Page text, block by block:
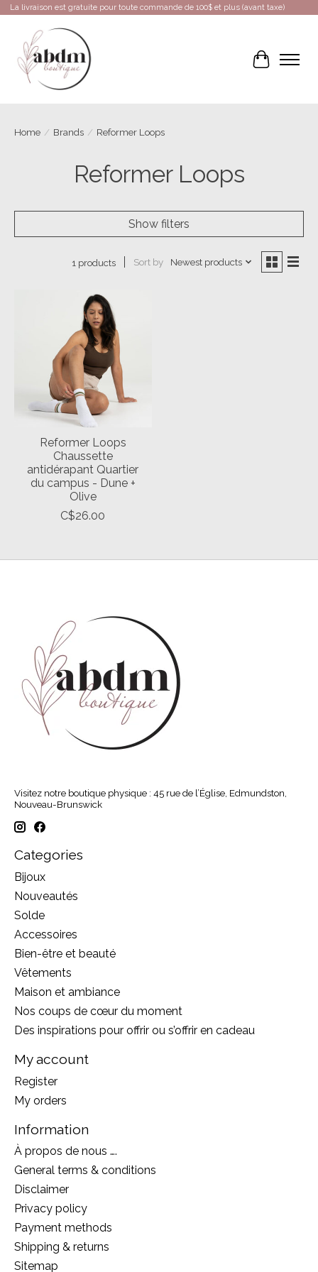
La livraison est gratuite pour toute commande de 100$ et plus (avant taxe)
Cart
Home / Brands / Reformer Loops
Reformer Loops
Show filters
1 products Sort by Newest products
Reformer Loops
Chaussette
antidérapant Quartier
du campus - Dune +
Olive
C$26.00
Visitez notre boutique physique : 45 rue de l’Église, Edmundston,
Nouveau-Brunswick
Categories
Bijoux
Nouveautés
Solde
Accessoires
Bien-être et beauté
Vêtements
Maison et ambiance
Nos coups de cœur du moment
Des inspirations pour offrir ou s’offrir en cadeau
My account
Register
My orders
Information
À propos de nous ….
General terms & conditions
Disclaimer
Privacy policy
Payment methods
Shipping & returns
Sitemap